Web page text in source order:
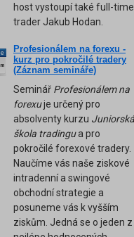
host vystoupí také full-time
trader Jakub Hodan.
Profesionálem na forexu -
kurz pro pokročilé tradery
(Záznam semináře)
Seminář Profesionálem na
forexuje určený pro
absolventy kurzu Juniorská
škola tradingua pro
pokročilé forexové tradery.
Naučíme vás naše ziskové
intradenní a swingové
obchodní strategie a
posuneme vás k vyšším
ziskům. Jedná se o jeden z